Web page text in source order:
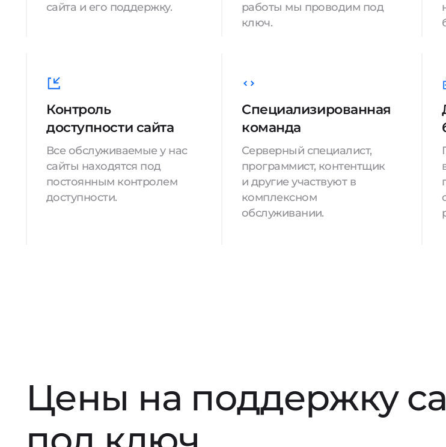
сайта и его поддержку.
работы мы проводим под
ключ.
Контроль
доступности сайта
Все обслуживаемые у нас
сайты находятся под
постоянным контролем
доступности.
Специализированная
команда
Серверный специалист,
программист, контентщик
и другие участвуют в
комплексном
обслуживании.
Цены на поддержку